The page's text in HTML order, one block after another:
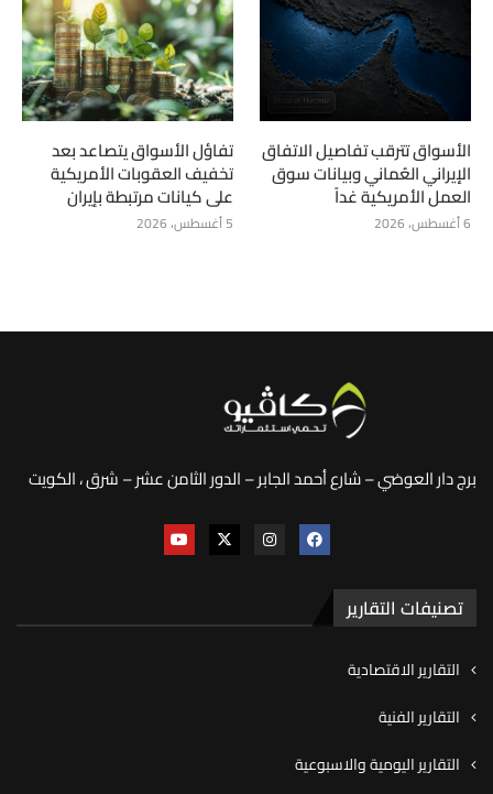
الأسواق تترقب تفاصيل الاتفاق
الإيراني العُماني وبيانات سوق
العمل الأمريكية غداً
6 أغسطس، 2026
تفاؤل الأسواق يتصاعد بعد
تخفيف العقوبات الأمريكية
على كيانات مرتبطة بإيران
5 أغسطس، 2026
برج دار العوضي – شارع أحمد الجابر – الدور الثامن عشر – شرق ، الكويت
تصنيفات التقارير
التقارير الاقتصادية
التقارير الفنية
التقارير اليومية والاسبوعية